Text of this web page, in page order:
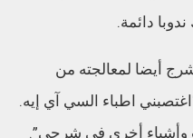
دائمة.
أيضا لمعالجته من
اطباء السي آي إيه.
وأشياء أخرى في شرجي”.